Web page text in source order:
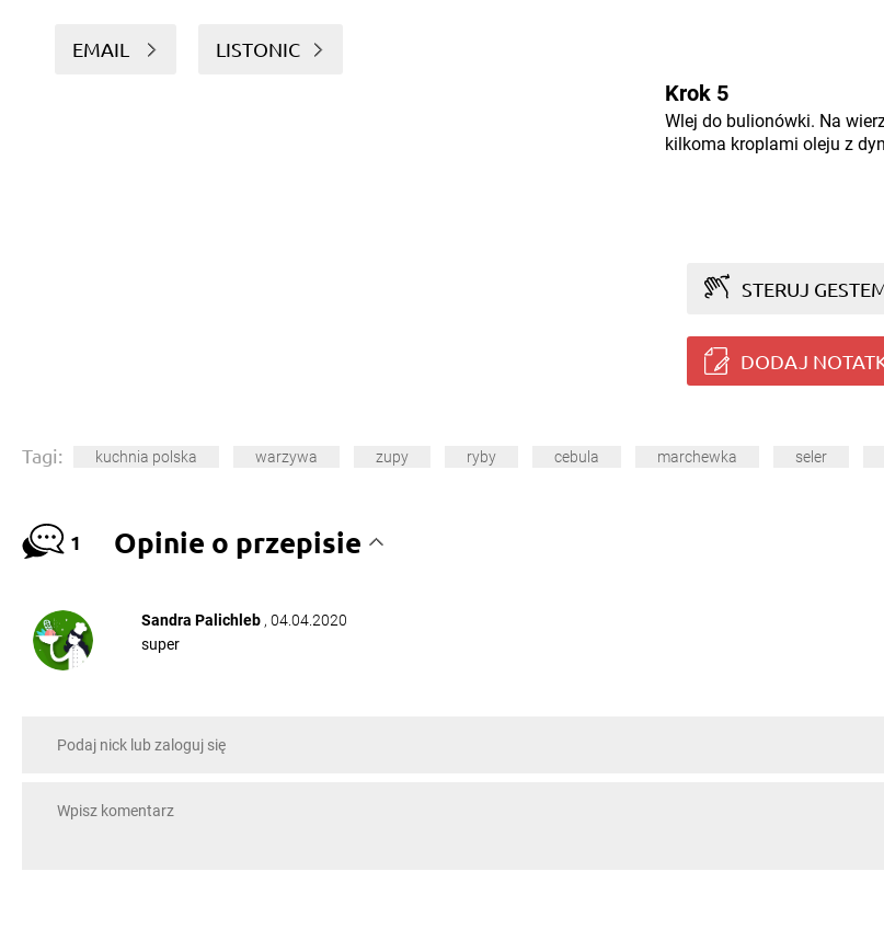
EMAIL LISTONIC
Krok 5
Wlej do bulionówki. Na
kilkoma kroplami oleju z
STERUJ
DODAJ
Tagi: kuchnia polska warzywa zupy ryby cebula marchewka seler
1 Opinie o przepisie
Sandra Palichleb , 04.04.2020
super